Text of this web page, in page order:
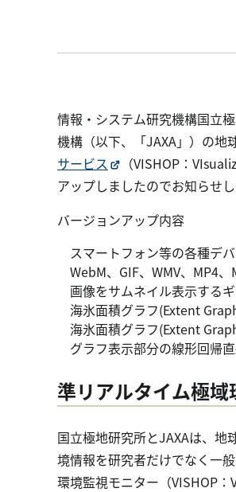
情報・システム研究機構国立
機構（以下、「JAXA」）の地
サービス
（VISHOP：
アップしましたのでお知らせし
バージョンアップ内容
スマートフォン等の各種デ
WebM、GIF、WMV、MP4
画像をサムネイル表示する
海氷面積グラフ(Extent
海氷面積グラフ(Extent
グラフ表示部分の線形回帰
準リアルタイム極域
国立極地研究所とJAXAは、
境情報を研究者だけでなく一
環境監視モニター（VISHOP